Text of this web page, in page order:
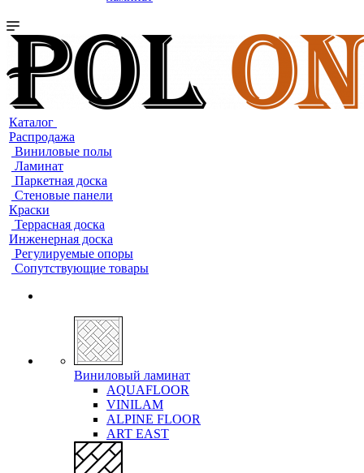
Каталог
Распродажа
Виниловые полы
Ламинат
Паркетная доска
Стеновые панели
Краски
Террасная доска
Инженерная доска
Регулируемые опоры
Сопутствующие товары
Виниловый ламинат
AQUAFLOOR
VINILAM
ALPINE FLOOR
ART EAST